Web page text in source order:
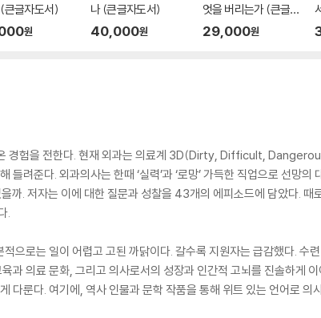
큰글자도서)
원
나 (큰글자도서)
40,000원
엇을 버리는가 (큰글자
도서)
29,000원
경험을 전한다. 현재 외과는 의료계 3D(Dirty, Difficult,
려준다. 외과의사는 한때 ‘실력’과 ‘로망’ 가득한 직업으로 선망
을까. 저자는 이에 대한 질문과 성찰을 43개의 에피소드에 담았다.
.
으로는 일이 어렵고 고된 까닭이다. 갈수록 지원자는 급감했다. 수
과 의료 문화, 그리고 의사로서의 성장과 인간적 고뇌를 진솔하게
다룬다. 여기에, 역사 인물과 문학 작품을 통해 위트 있는 언어로 의